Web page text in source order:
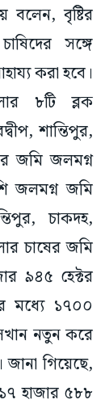
বলেন, বৃষ্টির
সঙ্গে
করা হবে।
৮টি ব্লক
শান্তিপুর,
জমি জলমগ্ন
জলমগ্ন জমি
চাকদহ,
চাষের জমি
৯৪৫ হেক্টর
মধ্যে ১৭০০
নতুন করে
জানা গিয়েছে,
হাজার ৫৮৮